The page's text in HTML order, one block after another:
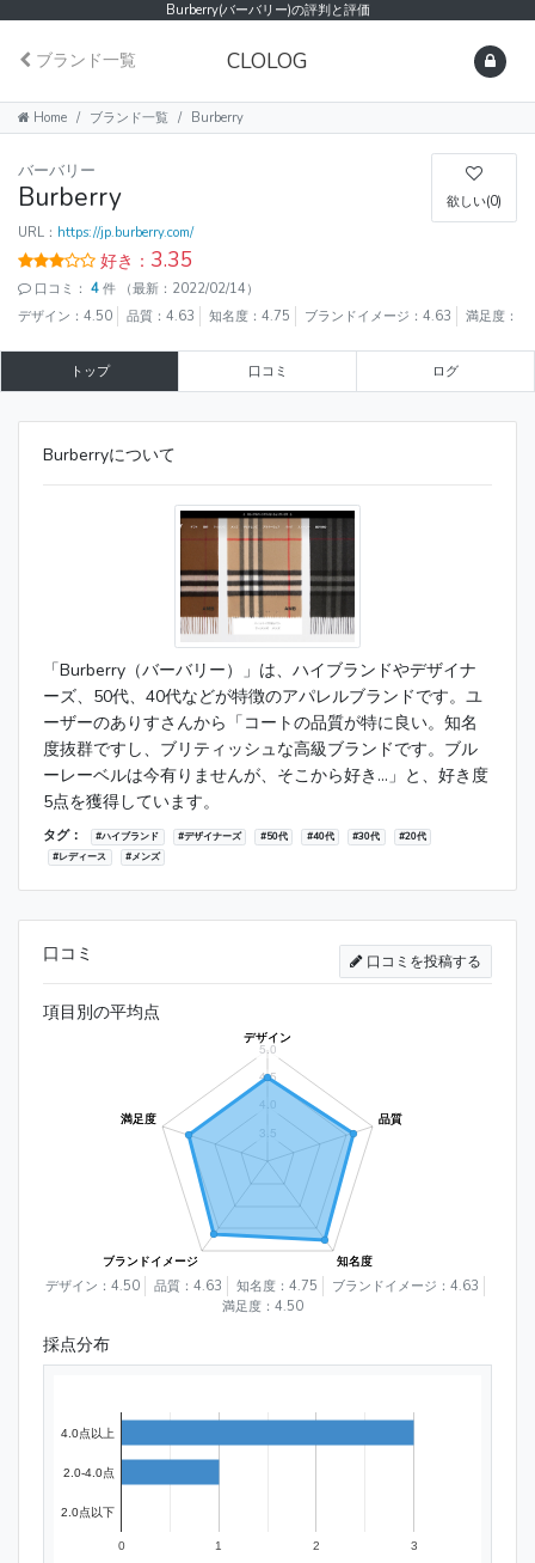
Burberry(バーバリー)の評判と評価
ブランド一覧 CLOLOG
Home ブランド一覧 Burberry
欲しい(0)
バーバリー
Burberry
URL： https://jp.burberry.com/
好き： 3.35
口コミ： 4 件
（最新：2022/02/14）
デザイン：4.50
品質：4.63 知名度：4.75 ブランドイメージ：4.63 満足度：
トップ 口コミ ログ
Burberryについて
「Burberry（バーバリー）」は、ハイブランドやデザイナ
ーズ、50代、40代などが特徴のアパレルブランドです。ユ
ーザーのありすさんから「コートの品質が特に良い。知名
度抜群ですし、ブリティッシュな高級ブランドです。ブル
ーレーベルは今有りませんが、そこから好き...」と、好き度
5点を獲得しています。
タグ： #ハイブランド #デザイナーズ #50代 #40代 #30代
#20代
#レディース
#メンズ
口コミを投稿する
口コミ
項目別の平均点
デザイン：4.50 品質：4.63 知名度：4.75
ブランドイメージ：4.63
満足度：4.50
採点分布
0 1 2 3
4.0点以上
2.0-4.0点
2.0点以下